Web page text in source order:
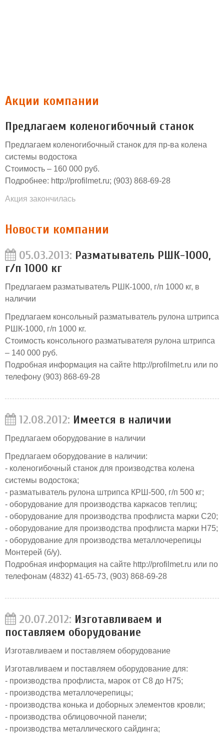
Акции компании
Предлагаем коленогибочный станок
Предлагаем коленогибочный станок для пр-ва колена
системы водостока
Стоимость – 160 000 руб.
Подробнее: http://profilmet.ru; (903) 868-69-28
Акция закончилась
Новости компании
05.03.2013: Разматыватель РШК-1000,
г/п 1000 кг
Предлагаем разматыватель РШК-1000, г/п 1000 кг, в
наличии
Предлагаем консольный разматыватель рулона штрипса
РШК-1000, г/п 1000 кг.
Стоимость консольного разматывателя рулона штрипса
– 140 000 руб.
Подробная информация на сайте http://profilmet.ru или по
телефону (903) 868-69-28
12.08.2012: Имеется в наличии
Предлагаем оборудование в наличии
Предлагаем оборудование в наличии:
- коленогибочный станок для производства колена
системы водостока;
- разматыватель рулона штрипса КРШ-500, г/п 500 кг;
- оборудование для производства каркасов теплиц;
- оборудование для производства профлиста марки С20;
- оборудование для производства профлиста марки Н75;
- оборудование для производства металлочерепицы
Монтерей (б/у).
Подробная информация на сайте http://profilmet.ru или по
телефонам (4832) 41-65-73, (903) 868-69-28
20.07.2012: Изготавливаем и
поставляем оборудование
Изготавливаем и поставляем оборудование
Изготавливаем и поставляем оборудование для:
- производства профлиста, марок от С8 до Н75;
- производства металлочерепицы;
- производства конька и доборных элементов кровли;
- производства облицовочной панели;
- производства металлического сайдинга;